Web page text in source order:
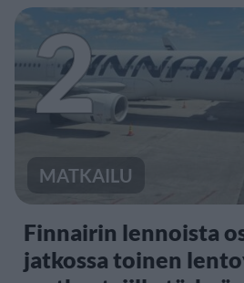
2
MATKAILU
Finnairin lennoista
jatkossa toinen